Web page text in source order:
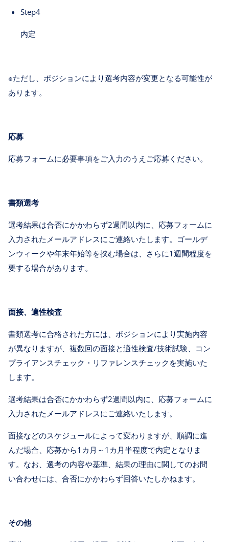
Step4
内定
※ただし、ポジションにより選考内容が変更となる可能性が
あります。
応募
応募フォームに必要事項をご入力のうえご応募ください。
書類選考
選考結果は合否にかかわらず2週間以内に、応募フォームに
入力されたメールアドレスにご連絡いたします。ゴールデ
ンウィークや年末年始等を挟む場合は、さらに1週間程度を
要する場合があります。
面接、適性検査
書類選考に合格された方には、ポジションにより実施内容
が異なりますが、複数回の面接と適性検査/技術試験、コン
プライアンスチェック・リファレンスチェックを実施いた
します。
選考結果は合否にかかわらず2週間以内に、応募フォームに
入力されたメールアドレスにご連絡いたします。
面接などのスケジュールによって変わりますが、順調に進
んだ場合、応募から1カ月～1カ月半程度で内定となりま
す。なお、選考の内容や基準、結果の理由に関してのお問
い合わせには、合否にかかわらず回答いたしかねます。
その他